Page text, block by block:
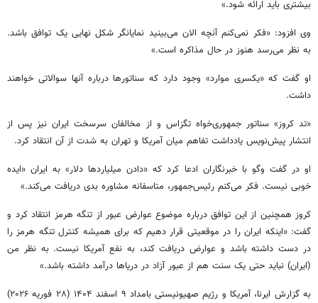
بیشتری باید ارائه شود.»
وی افزود: «فکر نمی‌کنم آنچه الان می‌بینید نمایانگر شکل نهایی یک توافق باشد.
به نظر می‌رسد هنوز در حال مذاکره است.»
او گفت که «یکسری موارد» وجود دارد که سناتورها درباره آنها سوالاتی خواهند
داشت.
«تد کروز» سناتور جمهوری‌خواه تگزاس و از مخالفان سرسخت ایران نیز پس از
انتشار پیش‌نویس یادداشت تفاهم میان آمریکا و تهران به‌ شدت از آن انتقاد کرد.
او در گفت وگو با خبرنگاران ادعا کرد که «دادن میلیاردها دلار» به ایران «ایده
خوبی نیست. فکر می‌کنم رئیس‌جمهور، متاسفانه مشاوره بدی دریافت می‌کند.»
کروز همچنین از این توافق درباره موضوع عوارض عبور از تنگه هرمز انتقاد کرد و
گفت: «اینکه ایران را در موقعیتی قرار دهیم که برای همیشه کنترل تنگه هرمز را
در دست داشته باشد و عوارض دریافت کند، به نفع آمریکا نیست. به نظر من
(ایران) نباید حتی یک سنت هم از عبور آزاد در دریاها درآمد داشته باشد.»
به گزارش ایرنا، آمریکا و رژیم صهیونیستی بامداد ۹ اسفند ۱۴۰۴ (۲۸ فوریه ۲۰۲۶)